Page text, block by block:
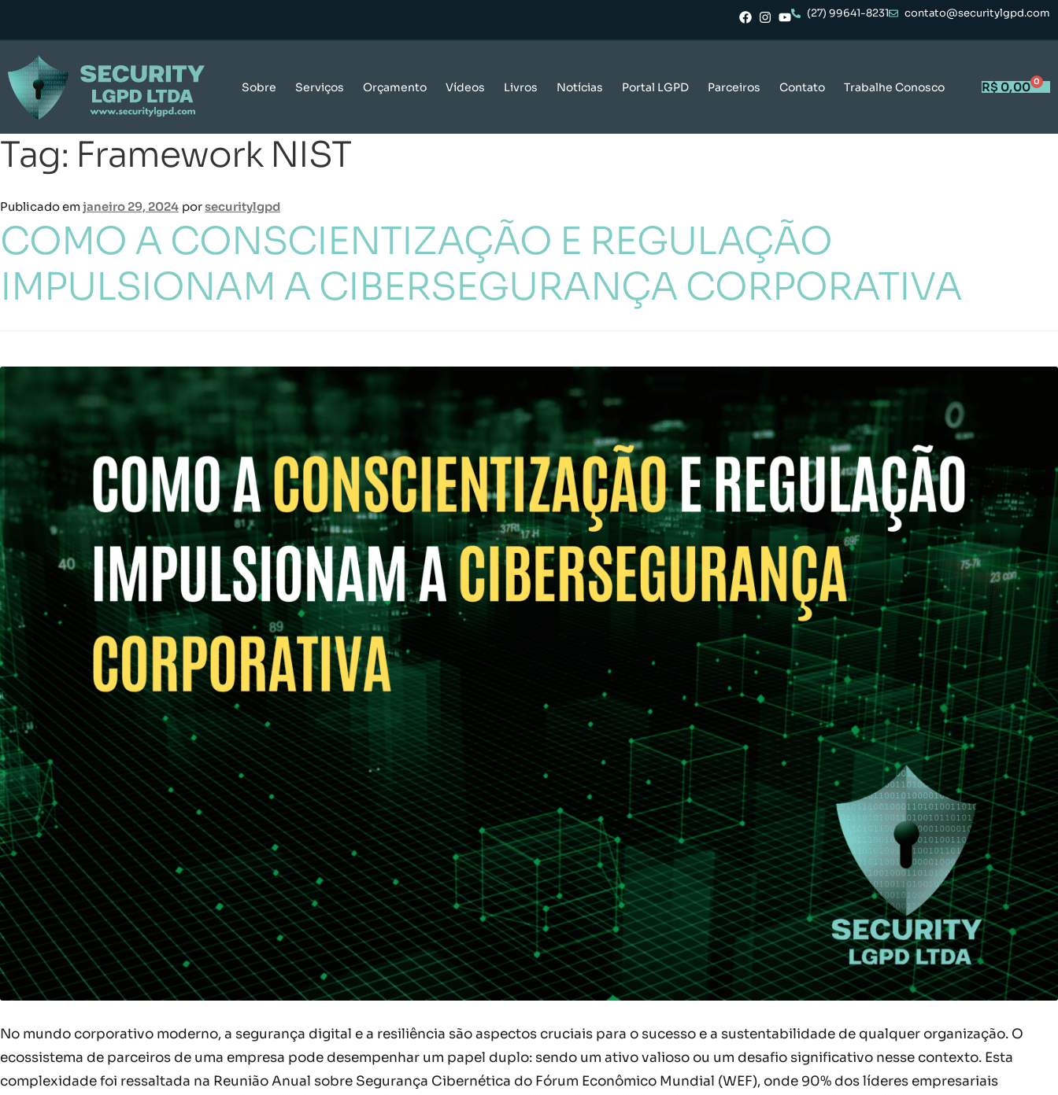
(27) 99641-8231 contato@securitylgpd.com
Sobre Serviços Orçamento Vídeos Livros Notícias Portal LGPD Parceiros Contato Trabalhe Conosco R$ 0,00 0
Tag: Framework NIST
Publicado emjaneiro 29, 2024 porsecuritylgpd
COMO A CONSCIENTIZAÇÃO E REGULAÇÃO
IMPULSIONAM A CIBERSEGURANÇA CORPORATIVA
No mundo corporativo moderno, a segurança digital e a resiliência são aspectos cruciais para o sucesso e a sustentabilidade de qualquer organização. O
ecossistema de parceiros de uma empresa pode desempenhar um papel duplo: sendo um ativo valioso ou um desafio significativo nesse contexto. Esta
complexidade foi ressaltada na Reunião Anual sobre Segurança Cibernética do Fórum Econômico Mundial (WEF), onde 90% dos líderes empresariais